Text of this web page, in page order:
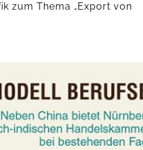
zum Thema „Export von